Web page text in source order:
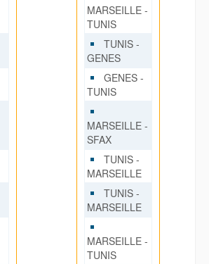
MARSEILLE -
TUNIS
TUNIS -
GENES
GENES -
TUNIS
MARSEILLE -
SFAX
TUNIS -
MARSEILLE
TUNIS -
MARSEILLE
MARSEILLE -
TUNIS